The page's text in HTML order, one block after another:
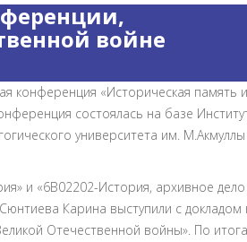
войне
конференция «Историческая память и
состоялась на базе
университета им. М.Акмуллы
и «6В02202-История, архивное
Карина выступили с докладом
Отечественной войны». По